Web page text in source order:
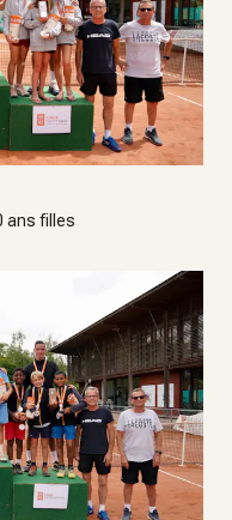
ans filles